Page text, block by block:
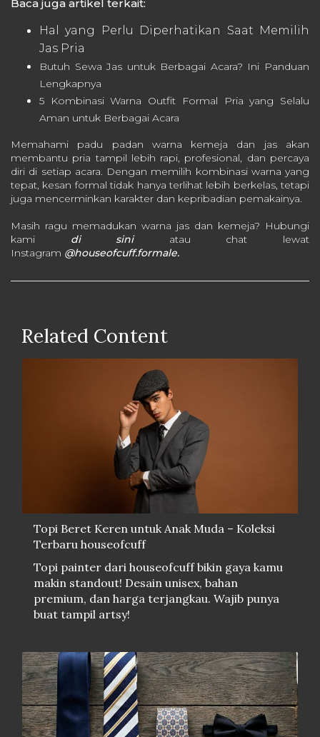
Baca juga artikel terkait:
Hal yang Perlu Diperhatikan Saat Memilih
Jas Pria
Butuh Sewa Jas untuk Berbagai Acara? Ini Panduan
Lengkapnya
5 Kombinasi Warna Outfit Formal Pria yang Selalu
Aman untuk Berbagai Acara
Memahami padu padan warna kemeja dan jas akan
membantu pria tampil lebih rapi, profesional, dan percaya
diri di setiap acara. Dengan memilih kombinasi warna yang
tepat, kesan formal tidak hanya terlihat lebih berkelas, tetapi
juga mencerminkan karakter dan kepribadian pemakainya.
Masih ragu memadukan warna jas dan kemeja? Hubungi
kami di siniatau chat lewat
Instagram @houseofcuff.formale.
Related Content
Topi Beret Keren untuk Anak Muda – Koleksi
Terbaru houseofcuff
Topi painter dari houseofcuff bikin gaya kamu
makin standout! Desain unisex, bahan
premium, dan harga terjangkau. Wajib punya
buat tampil artsy!